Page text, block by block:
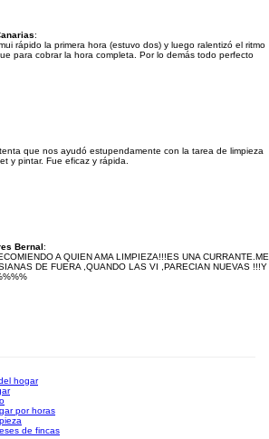
:
rápido la primera hora (estuvo dos) y luego ralentizó el ritmo
para cobrar la hora completa. Por lo demás todo perfecto
que nos ayudó estupendamente con la tarea de limpieza
y pintar. Fue eficaz y rápida.
Bernal:
A QUIEN AMA LIMPIEZA!!!ES UNA CURRANTE.ME
DE FUERA ,QUANDO LAS VI ,PARECIAN NUEVAS !!!Y
hogar
por horas
de fincas